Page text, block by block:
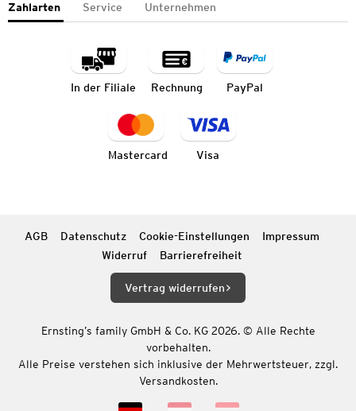
Zahlarten Service Unternehmen
In der Filiale Rechnung PayPal
Mastercard Visa
AGB Datenschutz Cookie-Einstellungen
Impressum
Widerruf
Barrierefreiheit
Vertrag widerrufen
Ernsting’s family GmbH & Co. KG 2026. © Alle Rechte
vorbehalten.
Alle Preise verstehen sich inklusive der Mehrwertsteuer, zzgl.
Versandkosten.